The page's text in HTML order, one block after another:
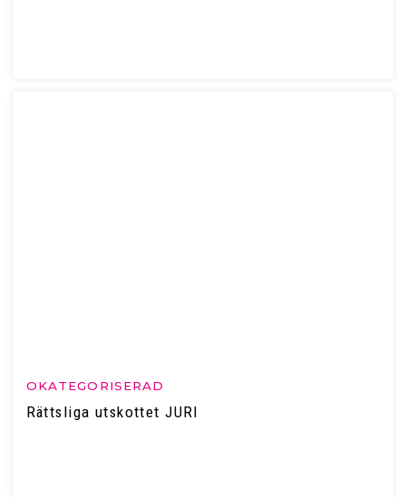
OKATEGORISERAD
Rättsliga utskottet JURI